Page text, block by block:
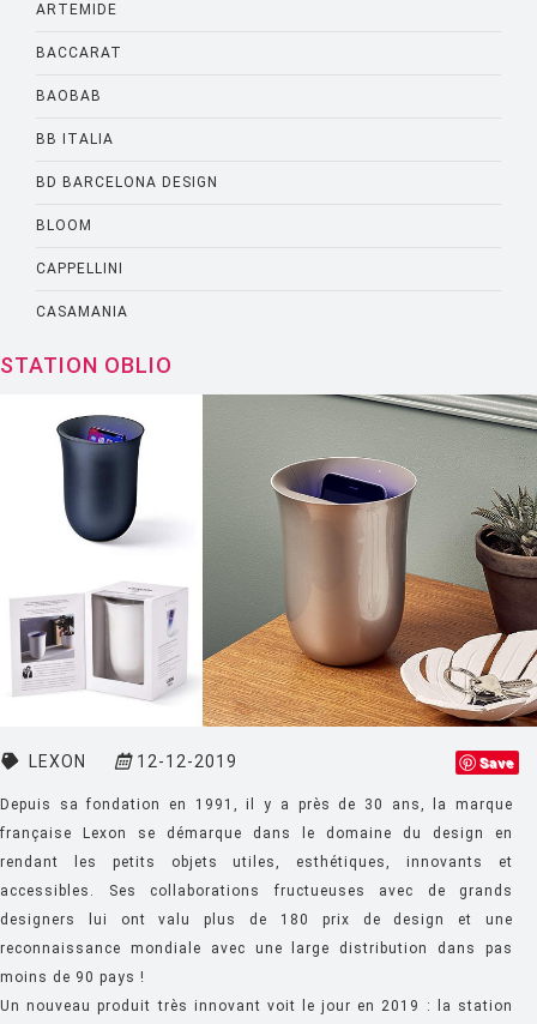
ARTEMIDE
BACCARAT
BAOBAB
BB ITALIA
BD BARCELONA DESIGN
BLOOM
CAPPELLINI
CASAMANIA
CASSINA
CATELLANI AND SMITH
CATTELANI AND SMITH
CLASSICON
DESALTO
DESIGN HOUSE STOCKHOLM
EMU
ESTABLISHED AND SONS
ETHNICRAFT
FERMOB
STATION OBLIO
LEXON 12-12-2019 Save
Depuis sa fondation en 1991, il y a près de 30 ans, la marque
française Lexon se démarque dans le domaine du design en
rendant les petits objets utiles, esthétiques, innovants et
accessibles. Ses collaborations fructueuses avec de grands
designers lui ont valu plus de 180 prix de design et une
reconnaissance mondiale avec une large distribution dans pas
moins de 90 pays !
Un nouveau produit très innovant voit le jour en 2019 : la station